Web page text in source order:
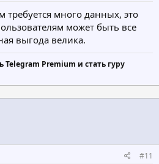
требуется много данных, это
может быть все
выгода велика.
Premium и стать гуру
#11